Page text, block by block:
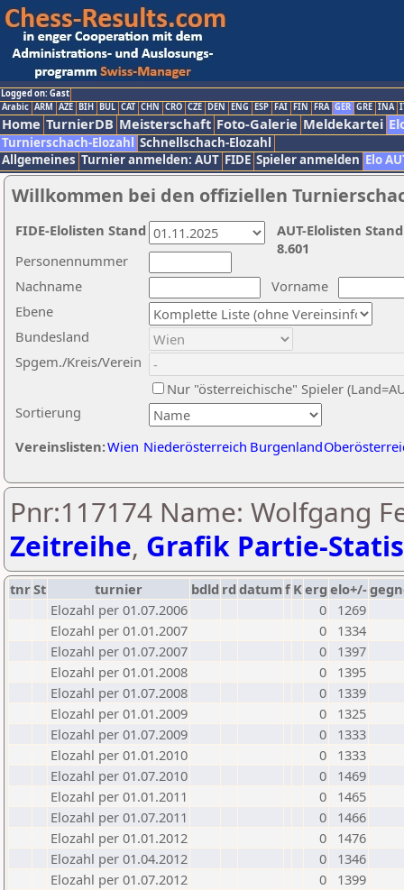
Logged on: Gast
Arabic ARM AZE BIH BUL CAT CHN CRO CZE DEN ENG ESP FAI FIN FRA GER GRE INA
Home TurnierDB Meisterschaft Foto-Galerie Meldekartei
Turnierschach-Elozahl Schnellschach-Elozahl
Allgemeines Turnier anmelden: AUT FIDE Spieler anmelden Elo
Willkommen bei den offiziellen
Nachname
Vorname
Ebene
Sortierung
Personennummer
Bundesland
Spgem./Kreis/Verein
Nur "österreichische" Spieler
Vereinslisten:Wien Niederösterreich Burgenland
AUT-Elolisten
8.601
FIDE-Elolisten Stand
Pnr:117174 Name: Wolfgang
Zeitreihe, Grafik Partie-
tnrSt turnier bdld rd datumf Kerg elo+/-
Elozahl per 01.07.2006
0
1269
Elozahl per 01.01.2007
0
1334
Elozahl per 01.07.2007
0
1397
Elozahl per 01.01.2008
0
1395
Elozahl per 01.07.2008
0
1339
Elozahl per 01.01.2009
0
1325
Elozahl per 01.07.2009
0
1333
Elozahl per 01.01.2010
0
1333
Elozahl per 01.07.2010
0
1469
Elozahl per 01.01.2011
0
1465
Elozahl per 01.07.2011
0
1466
Elozahl per 01.01.2012
0
1476
Elozahl per 01.04.2012
0
1346
Elozahl per 01.07.2012
0
1399